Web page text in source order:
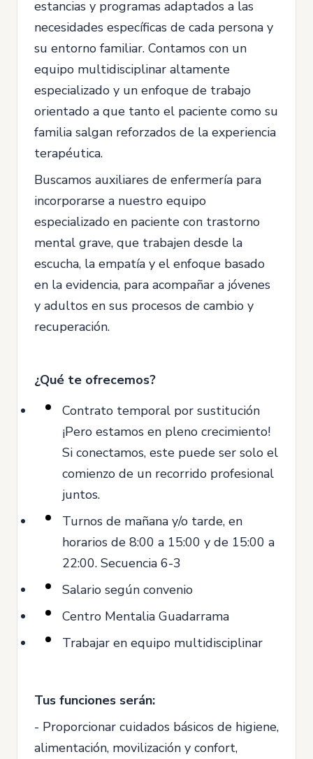
estancias y programas adaptados a las
necesidades específicas de cada persona y
su entorno familiar. Contamos con un
equipo multidisciplinar altamente
especializado y un enfoque de trabajo
orientado a que tanto el paciente como su
familia salgan reforzados de la experiencia
terapéutica.
Buscamos auxiliares de enfermería para
incorporarse a nuestro equipo
especializado en paciente con trastorno
mental grave, que trabajen desde la
escucha, la empatía y el enfoque basado
en la evidencia, para acompañar a jóvenes
y adultos en sus procesos de cambio y
recuperación.
¿Qué te ofrecemos?
Contrato temporal por sustitución
¡Pero estamos en pleno crecimiento!
Si conectamos, este puede ser solo el
comienzo de un recorrido profesional
juntos.
Turnos de mañana y/o tarde, en
horarios de 8:00 a 15:00 y de 15:00 a
22:00. Secuencia 6-3
Salario según convenio
Centro Mentalia Guadarrama
Trabajar en equipo multidisciplinar
Tus funciones serán:
- Proporcionar cuidados básicos de higiene,
alimentación, movilización y confort,